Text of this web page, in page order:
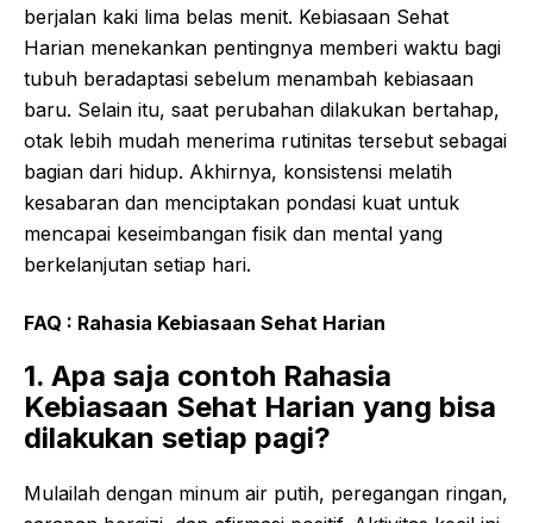
berjalan kaki lima belas menit. Kebiasaan Sehat
Harian menekankan pentingnya memberi waktu bagi
tubuh beradaptasi sebelum menambah kebiasaan
baru. Selain itu, saat perubahan dilakukan bertahap,
otak lebih mudah menerima rutinitas tersebut sebagai
bagian dari hidup. Akhirnya, konsistensi melatih
kesabaran dan menciptakan pondasi kuat untuk
mencapai keseimbangan fisik dan mental yang
berkelanjutan setiap hari.
FAQ : Rahasia Kebiasaan Sehat Harian
1. Apa saja contoh Rahasia
Kebiasaan Sehat Harian yang bisa
dilakukan setiap pagi?
Mulailah dengan minum air putih, peregangan ringan,